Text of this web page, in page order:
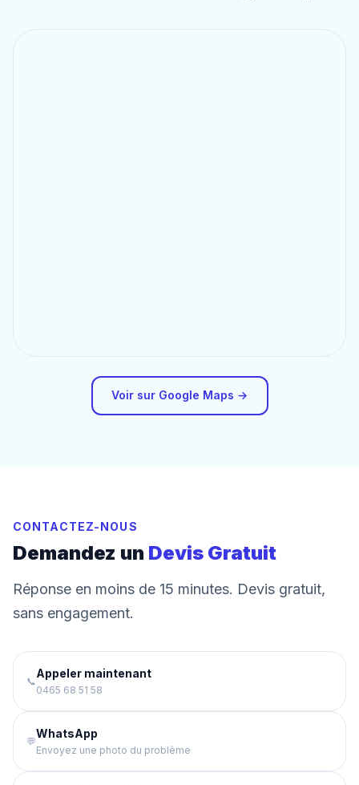
Voir sur Google Maps →
CONTACTEZ-NOUS
Demandez un Devis Gratuit
Réponse en moins de 15 minutes. Devis gratuit,
sans engagement.
📞
Appeler maintenant
0465 68 51 58
💬
WhatsApp
Envoyez une photo du problème